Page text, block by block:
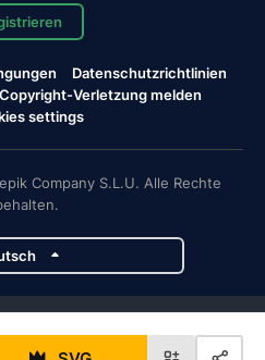
Datenschutzrichtlinien
Copyright-Verletzung melden
settings
Company S.L.U. Alle Rechte